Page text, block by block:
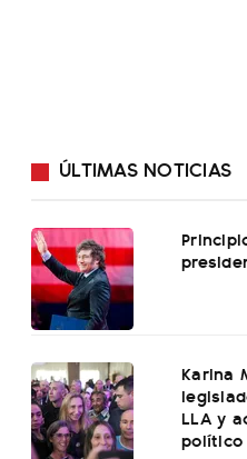
ÚLTIMAS NOTICIAS
Karina
LLA y
político